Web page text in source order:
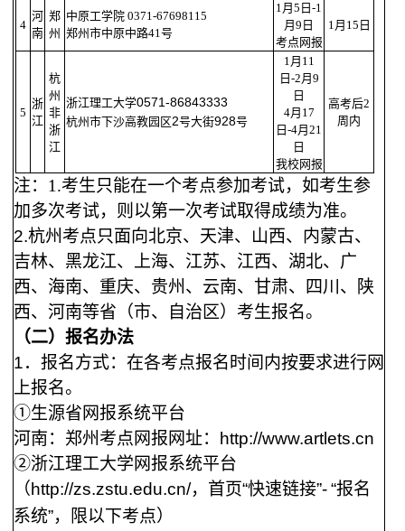
4
河
南
郑
州
中原工学院 0371-67698115
郑州市中原中路41号
1月5日-1
月9日
考点网报
1月15日
5
浙
江
杭
州
非
浙
江
浙江理工大学0571-86843333
杭州市下沙高教园区2号大街928号
1月11
日-2月9
日
4月17
日-4月21
日
我校网报
高考后2
周内
注： 1 .考生只能在一个考点参加考试，如考生参
加多次考试，则以第一次考试取得成绩为准。
2.杭州考点只面向北京、天津、山西、内蒙古、
吉林、黑龙江、上海、江苏、江西、湖北、广
西、海南、重庆、贵州、云南、甘肃、四川、陕
西、河南等省（市、自治区）考生报名。
（二）报名办法
1．报名方式：在各考点报名时间内按要求进行网
上报名。
①生源省网报系统平台
河南：郑州考点网报网址：
http://www.artlets.cn
②浙江理工大学网报系统平台
（ http://zs.zstu.edu.cn/，首页“快速链接”- “报名
系统”，限以下考点）